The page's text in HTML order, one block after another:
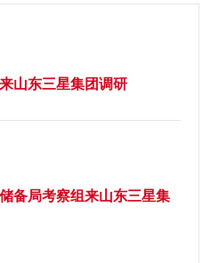
山东三星集团调研
备局考察组来山东三星集